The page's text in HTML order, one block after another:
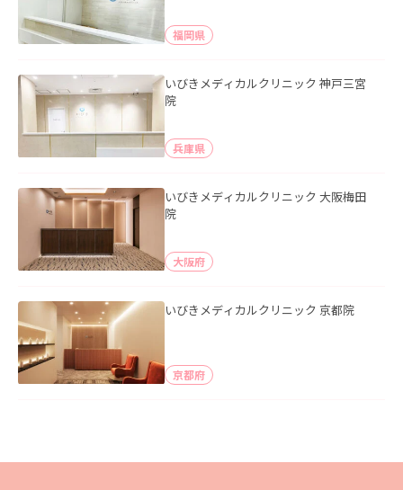
福岡県
いびきメディカルクリニック 神戸三宮
院
兵庫県
いびきメディカルクリニック 大阪梅田
院
大阪府
いびきメディカルクリニック 京都院
京都府